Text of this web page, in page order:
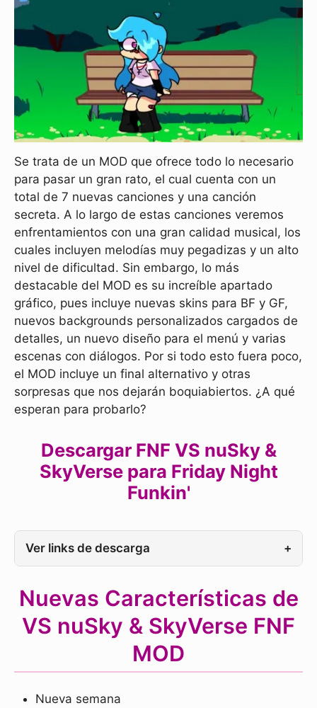
Se trata de un MOD que ofrece todo lo necesario
para pasar un gran rato, el cual cuenta con un
total de 7 nuevas canciones y una canción
secreta. A lo largo de estas canciones veremos
enfrentamientos con una gran calidad musical, los
cuales incluyen melodías muy pegadizas y un alto
nivel de dificultad. Sin embargo, lo más
destacable del MOD es su increíble apartado
gráfico, pues incluye nuevas skins para BF y GF,
nuevos backgrounds personalizados cargados de
detalles, un nuevo diseño para el menú y varias
escenas con diálogos. Por si todo esto fuera poco,
el MOD incluye un final alternativo y otras
sorpresas que nos dejarán boquiabiertos. ¿A qué
esperan para probarlo?
Descargar FNF VS nuSky &
SkyVerse para Friday Night
Funkin'
Ver links de descarga +
Nuevas Características de
VS nuSky & SkyVerse FNF
MOD
Nueva semana